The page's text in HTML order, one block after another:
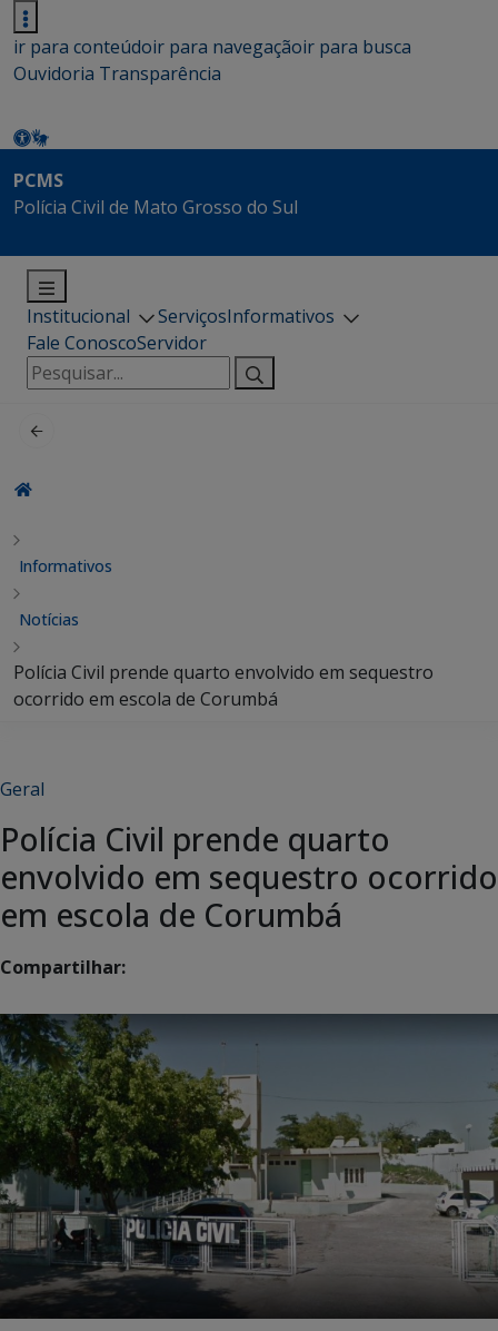
ir para conteúdoir para navegaçãoir para busca
Ouvidoria Transparência
PCMS
Polícia Civil de Mato Grosso do Sul
Institucional ServiçosInformativos
Fale ConoscoServidor
Pesquisar
por:
Informativos
Notícias
Polícia Civil prende quarto envolvido em sequestro
ocorrido em escola de Corumbá
Geral
Polícia Civil prende quarto
envolvido em sequestro ocorrido
em escola de Corumbá
Compartilhar: